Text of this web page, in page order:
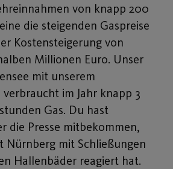
von knapp 200
die steigenden Gaspreise
Kostensteigerung von
Millionen Euro. Unser
mit unserem
verbraucht im Jahr knapp 3
Gas. Du hast
die Presse mitbekommen,
Nürnberg mit Schließungen
Hallenbäder reagiert hat.